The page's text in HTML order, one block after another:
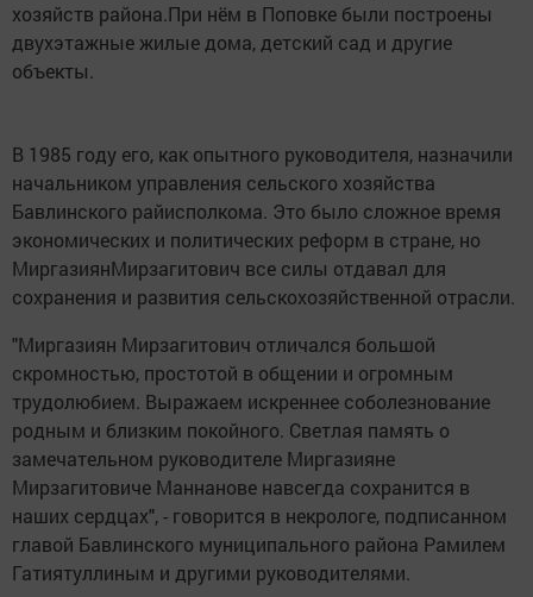
хозяйств района.При нём в Поповке были построены
двухэтажные жилые дома, детский сад и другие
объекты.
В 1985 году его, как опытного руководителя, назначили
начальником управления сельского хозяйства
Бавлинского райисполкома. Это было сложное время
экономических и политических реформ в стране, но
МиргазиянМирзагитович все силы отдавал для
сохранения и развития сельскохозяйственной отрасли.
"Миргазиян Мирзагитович отличался большой
скромностью, простотой в общении и огромным
трудолюбием. Выражаем искреннее соболезнование
родным и близким покойного. Светлая память о
замечательном руководителе Миргазияне
Мирзагитовиче Маннанове навсегда сохранится в
наших сердцах", - говорится в некрологе, подписанном
главой Бавлинского муниципального района Рамилем
Гатиятуллиным и другими руководителями.